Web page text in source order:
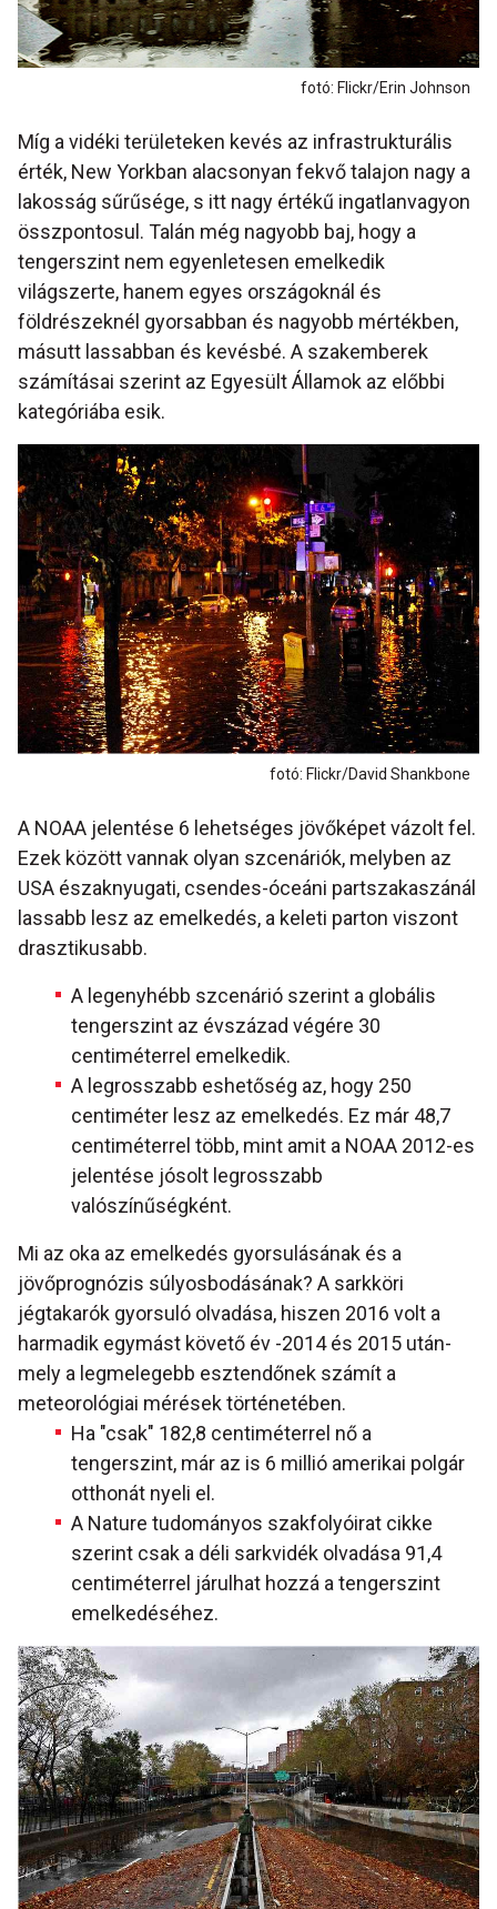
fotó: Flickr/Erin Johnson
Míg a vidéki területeken kevés az infrastrukturális
érték, New Yorkban alacsonyan fekvő talajon nagy a
lakosság sűrűsége, s itt nagy értékű ingatlanvagyon
összpontosul. Talán még nagyobb baj, hogy a
tengerszint nem egyenletesen emelkedik
világszerte, hanem egyes országoknál és
földrészeknél gyorsabban és nagyobb mértékben,
másutt lassabban és kevésbé. A szakemberek
számításai szerint az Egyesült Államok az előbbi
kategóriába esik.
fotó: Flickr/David Shankbone
A NOAA jelentése 6 lehetséges jövőképet vázolt fel.
Ezek között vannak olyan szcenáriók, melyben az
USA északnyugati, csendes-óceáni partszakaszánál
lassabb lesz az emelkedés, a keleti parton viszont
drasztikusabb.
A legenyhébb szcenárió szerint a globális
tengerszint az évszázad végére 30
centiméterrel emelkedik.
A legrosszabb eshetőség az, hogy 250
centiméter lesz az emelkedés. Ez már 48,7
centiméterrel több, mint amit a NOAA 2012-es
jelentése jósolt legrosszabb
valószínűségként.
Mi az oka az emelkedés gyorsulásának és a
jövőprognózis súlyosbodásának? A sarkköri
jégtakarók gyorsuló olvadása, hiszen 2016 volt a
harmadik egymást követő év -2014 és 2015 után-
mely a legmelegebb esztendőnek számít a
meteorológiai mérések történetében.
Ha "csak" 182,8 centiméterrel nő a
tengerszint, már az is 6 millió amerikai polgár
otthonát nyeli el.
A Nature tudományos szakfolyóirat cikke
szerint csak a déli sarkvidék olvadása 91,4
centiméterrel járulhat hozzá a tengerszint
emelkedéséhez.